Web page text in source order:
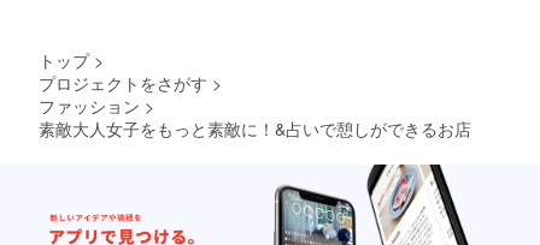
トップ >
プロジェクトをさがす >
ファッション >
素敵大人女子をもっと素敵に！&占いで憩しができるお店